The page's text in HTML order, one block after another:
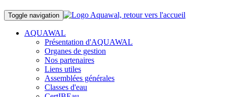
Toggle navigation
AQUAWAL
Présentation d'AQUAWAL
Organes de gestion
Nos partenaires
Liens utiles
Assemblées générales
Classes d'eau